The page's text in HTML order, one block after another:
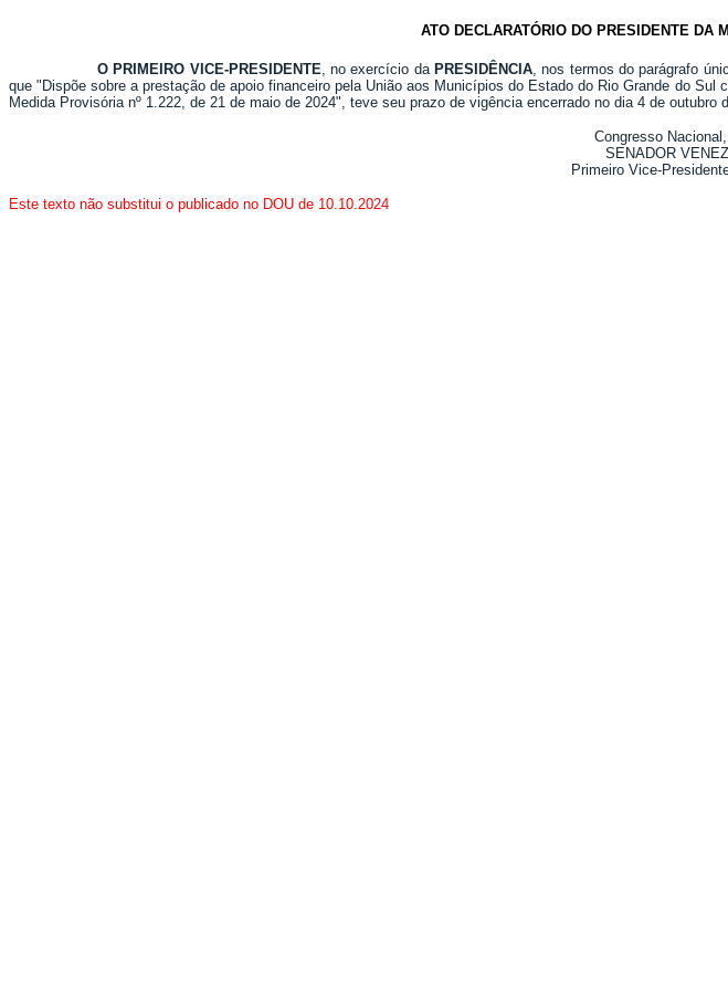
ATO DECLARATÓRIO DO PRESIDENTE DA
O PRIMEIRO VICE-PRESIDENTE, no exercício da PRESIDÊNCIA, nos termos do parágrafo
que "Dispõe sobre a prestação de apoio financeiro pela União aos Municípios do Estado do Rio Grande do
Medida Provisória nº 1.222, de 21 de maio de 2024", teve seu prazo de vigência encerrado no dia 4 de outubro
Congresso
SENADOR
Primeiro Vice-
Este texto não substitui o publicado no DOU de 10.10.2024